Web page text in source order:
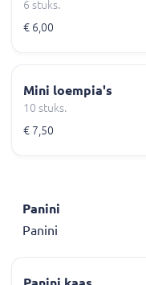
6 stuks.
€ 6,00
Mini loempia's
10 stuks.
€ 7,50
Panini
Panini